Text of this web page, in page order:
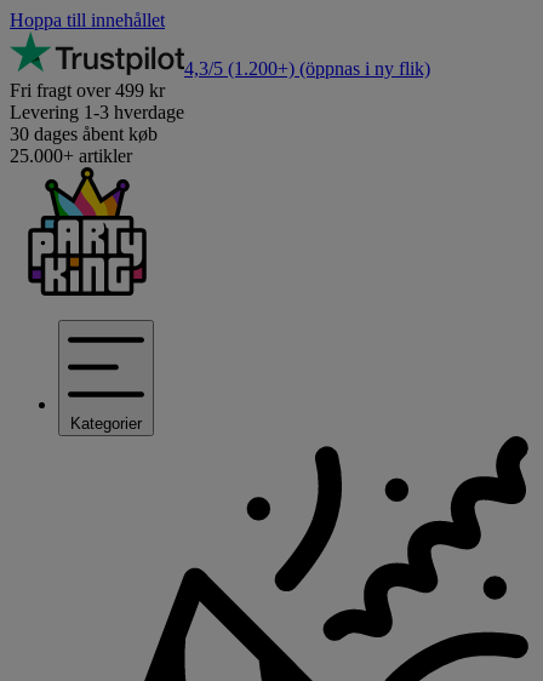
Hoppa till innehållet
4,3/5 (1.200+) (öppnas i ny flik)
Fri fragt over 499 kr
Levering 1-3 hverdage
30 dages åbent køb
25.000+ artikler
Kategorier